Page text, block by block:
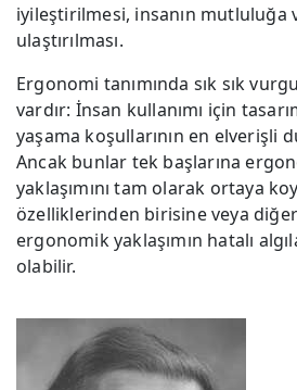
iyileştirilmesi, insanın mutluluğa
ulaştırılması.
Ergonomi tanımında sık sık
vardır: İnsan kullanımı için
yaşama koşullarının en elverişli
Ancak bunlar tek başlarına
yaklaşımını tam olarak ortaya
özelliklerinden birisine veya
ergonomik yaklaşımın hatalı
olabilir.